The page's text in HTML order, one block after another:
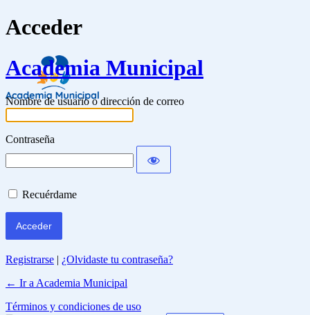
Acceder
Academia Municipal
Nombre de usuario o dirección de correo
Contraseña
Recuérdame
Registrarse | ¿Olvidaste tu contraseña?
← Ir a Academia Municipal
Términos y condiciones de uso